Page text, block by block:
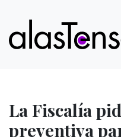
La Fiscalía
preventiva